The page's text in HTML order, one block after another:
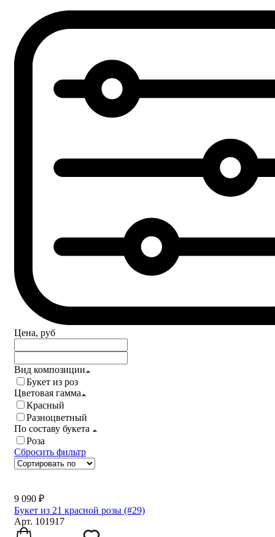
Цена, руб
Вид композиции
Букет из роз
Цветовая гамма
Красный
Разноцветный
По составу букета
Роза
Сбросить фильтр
9 090 ₽
Букет из 21 красной розы (#29)
Арт. 101917